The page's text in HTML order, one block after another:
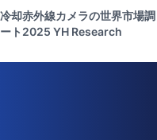
却赤外線カメラの世界市場調
ト2025 YH Research